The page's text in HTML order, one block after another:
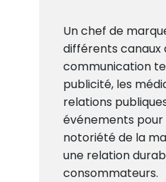
Un chef de
différents canaux
communication
publicité, les
relations
événements
notoriété de la
une relation
consommateurs.